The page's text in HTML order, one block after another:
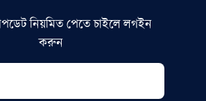
নিয়মিত পেতে চাইলে লগইন
করুন